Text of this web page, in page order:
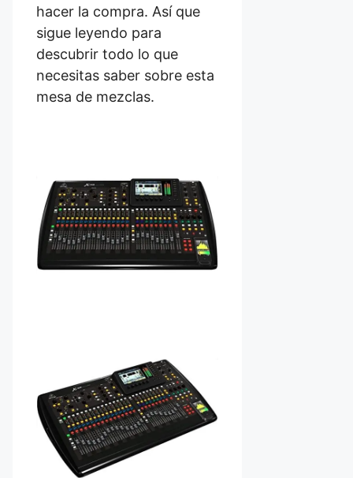
hacer la compra. Así que
sigue leyendo para
descubrir todo lo que
necesitas saber sobre esta
mesa de mezclas.